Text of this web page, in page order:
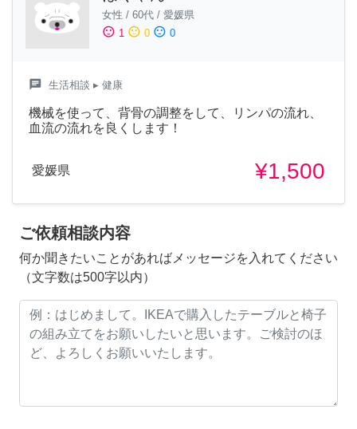
女性 / 60代 / 愛媛県
sentiment_satisfied 1 sentiment_neutral 0 sentiment_dissatisfied 0
chat 生活相談 ▸ 健康
機械を使って、背骨の調整をして、リンパの流れ、
血流の流れを良くします！
愛媛県 ¥1,500
ご依頼相談内容
何か聞きたいことがあればメッセージを入れてください
（文字数は500字以内）